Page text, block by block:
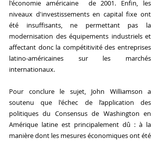
l'économie américaine  de 2001. Enfin, les
niveaux d'investissements en capital fixe ont
été insuffisants, ne permettant pas la
modernisation des équipements industriels et
affectant donc la compétitivité des entreprises
latino-américaines sur les marchés
internationaux.
Pour conclure le sujet, John Williamson a
soutenu que l'échec de l’application des
politiques du Consensus de Washington en
Amérique latine est principalement dû : à la
manière dont les mesures économiques ont été